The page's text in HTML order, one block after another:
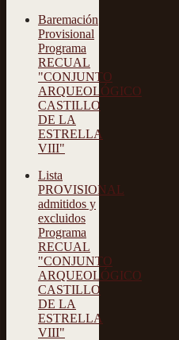
Baremación
Provisional
Programa
RECUAL
"CONJUNTO
ARQUEOLÓGICO
CASTILLO
DE LA
ESTRELLA
VIII"
Lista
PROVISIONAL
admitidos y
excluidos
Programa
RECUAL
"CONJUNTO
ARQUEOLÓGICO
CASTILLO
DE LA
ESTRELLA
VIII"